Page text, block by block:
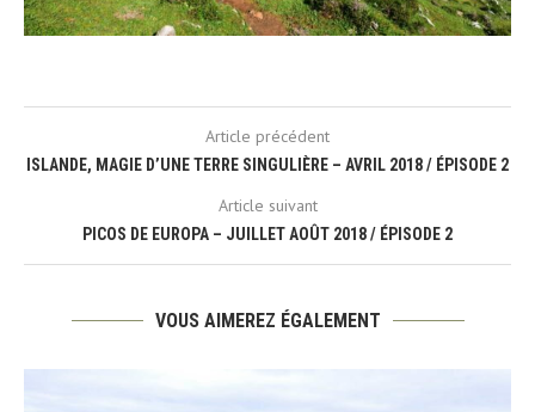
Article précédent
ISLANDE, MAGIE D’UNE TERRE SINGULIÈRE – AVRIL 2018 / ÉPISODE 2
Article suivant
PICOS DE EUROPA – JUILLET AOÛT 2018 / ÉPISODE 2
VOUS AIMEREZ ÉGALEMENT